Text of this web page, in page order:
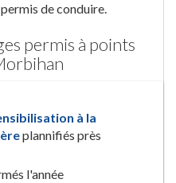
de conduire.
permis à points
à la
plannifiés près
l'année